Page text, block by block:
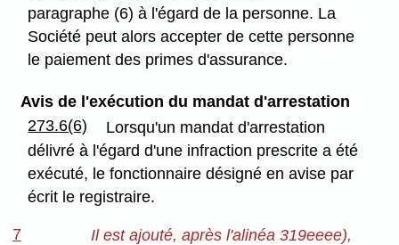
paragraphe (6) à l'égard de la personne. La
Société peut alors accepter de cette personne
le paiement des primes d'assurance.
Avis de l'exécution du mandat d'arrestation
273.6(6)
Lorsqu'un mandat d'arrestation
délivré à l'égard d'une infraction prescrite a été
exécuté, le fonctionnaire désigné en avise par
écrit le registraire.
7
Il est ajouté, après l'alinéa 319eeee),